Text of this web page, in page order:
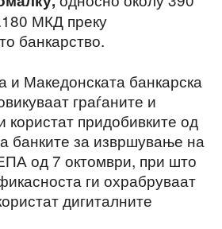
МКД преку
банкарство.
и Македонската банкарска
граѓаните и
користат придобивките од
банките за извршување на
од 7 октомври, при што
ги охрабруваат
дигиталните